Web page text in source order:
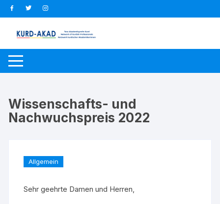
Zum
Inhalt
springen
Wissenschafts- und
Nachwuchspreis 2022
Allgemein
Sehr geehrte Damen und Herren,